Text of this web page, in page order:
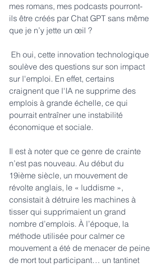
mes romans, mes podcasts pourront-
ils être créés par Chat GPT sans même
que je n’y jette un œil ?
soulève des questions sur son impact
sur l'emploi. En effet, certains
craignent que l'IA ne supprime des
emplois à grande échelle, ce qui
pourrait entraîner une instabilité
économique et sociale.
Il est à noter que ce genre de crainte
n’est pas nouveau. Au début du
19ième siècle, un mouvement de
révolte anglais, le « luddisme »,
consistait à détruire les machines à
tisser qui supprimaient un grand
nombre d’emplois. À l’époque, la
méthode utilisée pour calmer ce
mouvement a été de menacer de peine
de mort tout participant… un tantinet